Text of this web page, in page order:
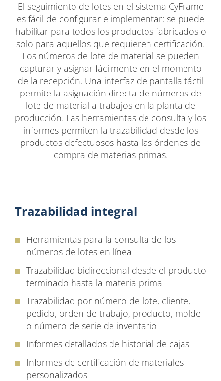
El seguimiento de lotes en el sistema CyFrame
es fácil de configurar e implementar: se puede
habilitar para todos los productos fabricados o
solo para aquellos que requieren certificación.
Los números de lote de material se pueden
capturar y asignar fácilmente en el momento
de la recepción. Una interfaz de pantalla táctil
permite la asignación directa de números de
lote de material a trabajos en la planta de
producción. Las herramientas de consulta y los
informes permiten la trazabilidad desde los
productos defectuosos hasta las órdenes de
compra de materias primas.
Trazabilidad integral
Herramientas para la consulta de los
números de lotes en línea
Trazabilidad bidireccional desde el producto
terminado hasta la materia prima
Trazabilidad por número de lote, cliente,
pedido, orden de trabajo, producto, molde
o número de serie de inventario
Informes detallados de historial de cajas
Informes de certificación de materiales
personalizados